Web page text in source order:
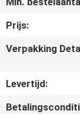
NEEM
CONTACT
MET
OP
Prijs:
Verpakking
Levertijd: